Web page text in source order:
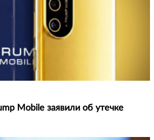
Mobile заявили об утечке